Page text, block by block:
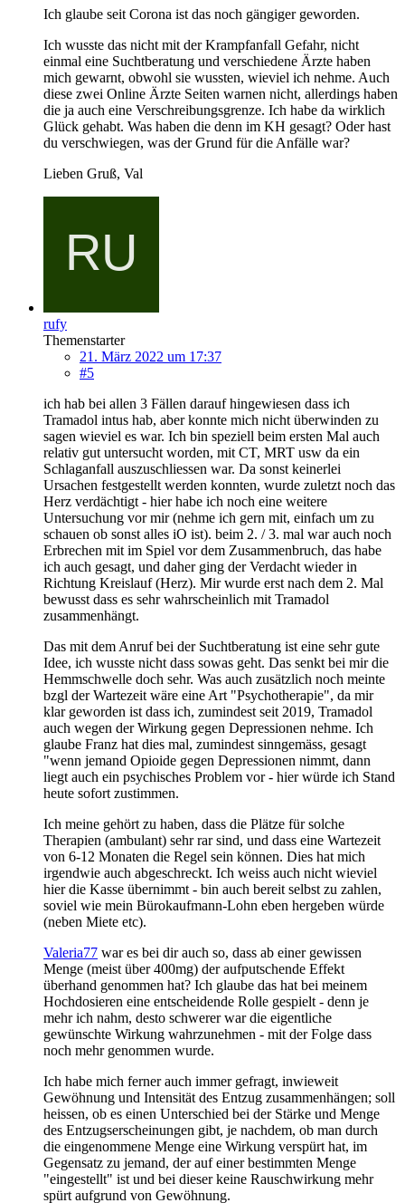
Ich glaube seit Corona ist das noch gängiger geworden.
Ich wusste das nicht mit der Krampfanfall Gefahr, nicht
einmal eine Suchtberatung und verschiedene Ärzte haben
mich gewarnt, obwohl sie wussten, wieviel ich nehme. Auch
diese zwei Online Ärzte Seiten warnen nicht, allerdings haben
die ja auch eine Verschreibungsgrenze. Ich habe da wirklich
Glück gehabt. Was haben die denn im KH gesagt? Oder hast
du verschwiegen, was der Grund für die Anfälle war?
Lieben Gruß, Val
rufy
Themenstarter
21. März 2022 um 17:37
#5
ich hab bei allen 3 Fällen darauf hingewiesen dass ich
Tramadol intus hab, aber konnte mich nicht überwinden zu
sagen wieviel es war. Ich bin speziell beim ersten Mal auch
relativ gut untersucht worden, mit CT, MRT usw da ein
Schlaganfall auszuschliessen war. Da sonst keinerlei
Ursachen festgestellt werden konnten, wurde zuletzt noch das
Herz verdächtigt - hier habe ich noch eine weitere
Untersuchung vor mir (nehme ich gern mit, einfach um zu
schauen ob sonst alles iO ist). beim 2. / 3. mal war auch noch
Erbrechen mit im Spiel vor dem Zusammenbruch, das habe
ich auch gesagt, und daher ging der Verdacht wieder in
Richtung Kreislauf (Herz). Mir wurde erst nach dem 2. Mal
bewusst dass es sehr wahrscheinlich mit Tramadol
zusammenhängt.
Das mit dem Anruf bei der Suchtberatung ist eine sehr gute
Idee, ich wusste nicht dass sowas geht. Das senkt bei mir die
Hemmschwelle doch sehr. Was auch zusätzlich noch meinte
bzgl der Wartezeit wäre eine Art "Psychotherapie", da mir
klar geworden ist dass ich, zumindest seit 2019, Tramadol
auch wegen der Wirkung gegen Depressionen nehme. Ich
glaube Franz hat dies mal, zumindest sinngemäss, gesagt
"wenn jemand Opioide gegen Depressionen nimmt, dann
liegt auch ein psychisches Problem vor - hier würde ich Stand
heute sofort zustimmen.
Ich meine gehört zu haben, dass die Plätze für solche
Therapien (ambulant) sehr rar sind, und dass eine Wartezeit
von 6-12 Monaten die Regel sein können. Dies hat mich
irgendwie auch abgeschreckt. Ich weiss auch nicht wieviel
hier die Kasse übernimmt - bin auch bereit selbst zu zahlen,
soviel wie mein Bürokaufmann-Lohn eben hergeben würde
(neben Miete etc).
Valeria77 war es bei dir auch so, dass ab einer gewissen
Menge (meist über 400mg) der aufputschende Effekt
überhand genommen hat? Ich glaube das hat bei meinem
Hochdosieren eine entscheidende Rolle gespielt - denn je
mehr ich nahm, desto schwerer war die eigentliche
gewünschte Wirkung wahrzunehmen - mit der Folge dass
noch mehr genommen wurde.
Ich habe mich ferner auch immer gefragt, inwieweit
Gewöhnung und Intensität des Entzug zusammenhängen; soll
heissen, ob es einen Unterschied bei der Stärke und Menge
des Entzugserscheinungen gibt, je nachdem, ob man durch
die eingenommene Menge eine Wirkung verspürt hat, im
Gegensatz zu jemand, der auf einer bestimmten Menge
"eingestellt" ist und bei dieser keine Rauschwirkung mehr
spürt aufgrund von Gewöhnung.